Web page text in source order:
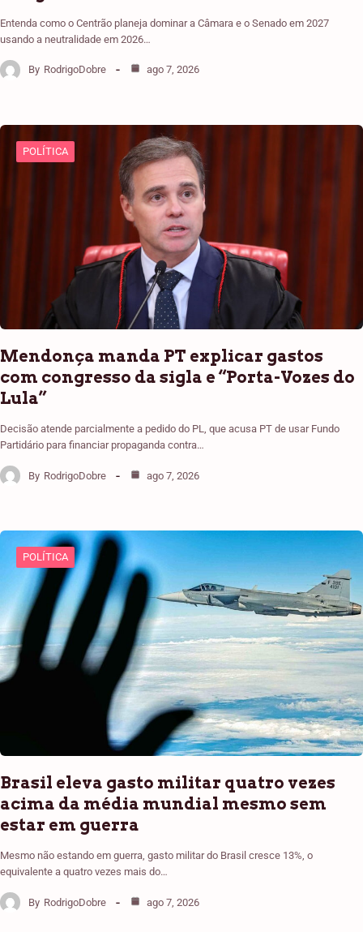
Entenda como o Centrão planeja dominar a Câmara e o Senado em 2027
usando a neutralidade em 2026…
By RodrigoDobre ago 7, 2026
POLÍTICA
Mendonça manda PT explicar gastos
com congresso da sigla e “Porta-Vozes do
Lula”
Decisão atende parcialmente a pedido do PL, que acusa PT de usar Fundo
Partidário para financiar propaganda contra…
By RodrigoDobre ago 7, 2026
POLÍTICA
Brasil eleva gasto militar quatro vezes
acima da média mundial mesmo sem
estar em guerra
Mesmo não estando em guerra, gasto militar do Brasil cresce 13%, o
equivalente a quatro vezes mais do…
By RodrigoDobre ago 7, 2026